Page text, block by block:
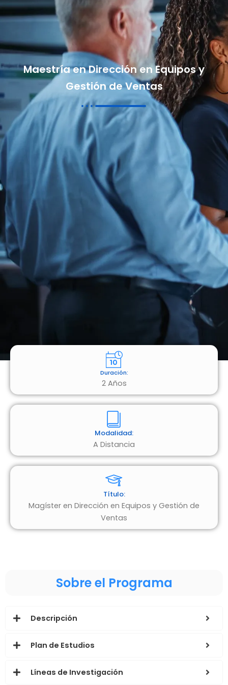
Maestría en Dirección en Equipos y
Gestión de Ventas
Duración:
2 Años
Modalidad:
A Distancia
Título:
Magíster en Dirección en Equipos y Gestión de
Ventas
Sobre el Programa
Descripción
Plan de Estudios
Líneas de Investigación